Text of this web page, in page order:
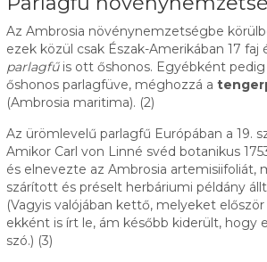
Az Ambrosia növénynemzetségbe
ezek közül csak Észak-Amerikában 17 faj
parlagfűis ott őshonos. Egyébként pedig
őshonos parlagfüve, méghozzá a
(Ambrosia maritima). (2)
Az ürömlevelű parlagfű Európában a 19.
Amikor Carl von Linné svéd botanikus
és elnevezte az Ambrosia artemisiifoliát,
szárított és préselt herbáriumi példány
(Vagyis valójában kettő, melyeket
ekként is írt le, ám később kiderült, hogy
szó.) (3)